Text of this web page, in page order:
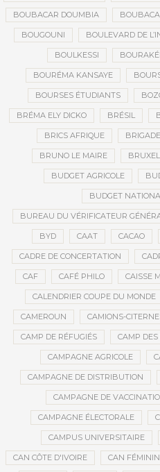
BOUBACAR DOUMBIA
BOUGOUNI BOULEVARD DE
BOULKESSI
BOURÉMA KANSAYE
BOURSES ÉTUDIANTS
BRÉMA ELY DICKO BRÉSIL
BRICS AFRIQUE
BRUNO LE MAIRE
BUDGET AGRICOLE
BUDGET
BUREAU DU VÉRIFICATEUR
BYD CAAT CACAO
CADRE DE CONCERTATION
CAF CAFÉ PHILO CAISSE
CALENDRIER COUPE DU MONDE
CAMEROUN CAMIONS-
CAMP DE RÉFUGIÉS CAMP DES
CAMPAGNE AGRICOLE
CAMPAGNE DE DISTRIBUTION
CAMPAGNE DE
CAMPAGNE ÉLECTORALE
CAMPUS UNIVERSITAIRE
CAN CÔTE D'IVOIRE CAN